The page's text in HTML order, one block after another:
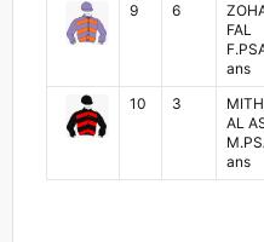
9 6
FAL
ans
10 3
AL
ans